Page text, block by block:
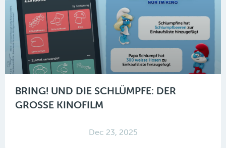
BRING! UND DIE SCHLÜMPFE: DER
GROSSE KINOFILM
Dec 23, 2025